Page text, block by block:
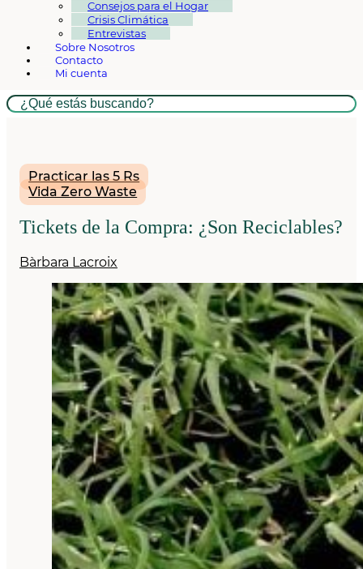
Consejos para el Hogar
Crisis Climática
Entrevistas
Sobre Nosotros
Contacto
Mi cuenta
Buscar
Practicar las 5 Rs
Vida Zero Waste
Tickets de la Compra: ¿Son Reciclables?
Bàrbara Lacroix